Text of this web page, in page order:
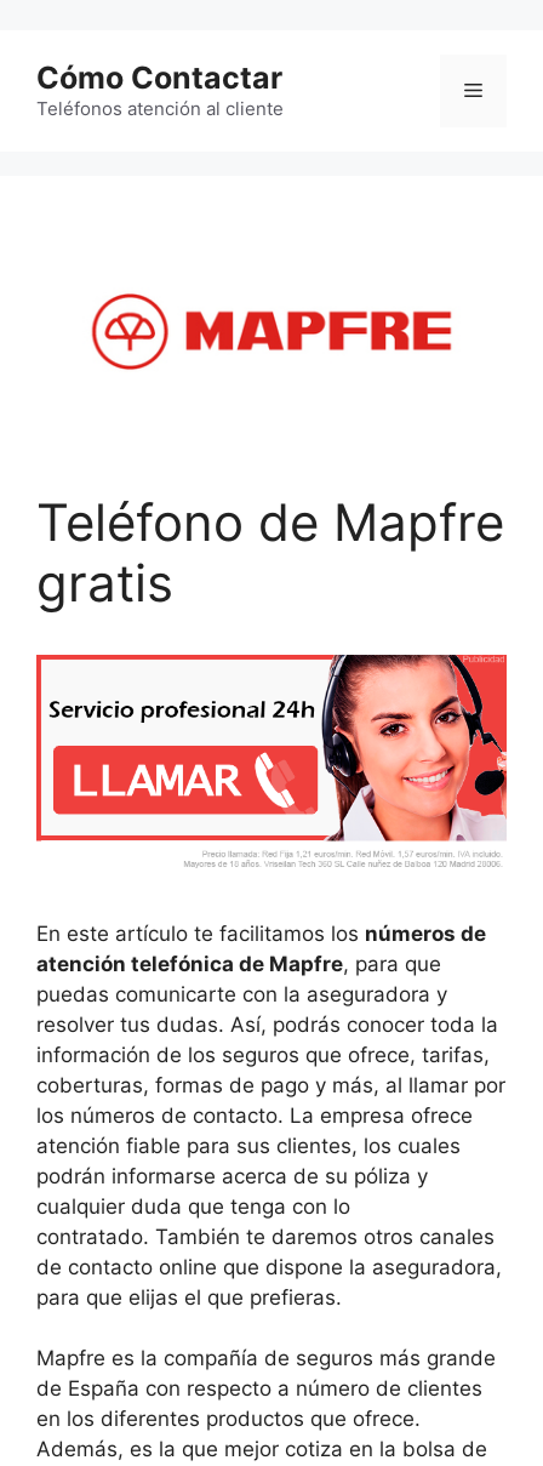
contenido
Cómo Contactar
Teléfonos atención al cliente
Menú
Teléfono de Mapfre
gratis
En este artículo te facilitamos los números de
atención telefónica de Mapfre, para que
puedas comunicarte con la aseguradora y
resolver tus dudas. Así, podrás conocer toda la
información de los seguros que ofrece, tarifas,
coberturas, formas de pago y más, al llamar por
los números de contacto. La empresa ofrece
atención fiable para sus clientes, los cuales
podrán informarse acerca de su póliza y
cualquier duda que tenga con lo
contratado. También te daremos otros canales
de contacto online que dispone la aseguradora,
para que elijas el que prefieras.
Mapfre es la compañía de seguros más grande
de España con respecto a número de clientes
en los diferentes productos que ofrece.
Además, es la que mejor cotiza en la bolsa de